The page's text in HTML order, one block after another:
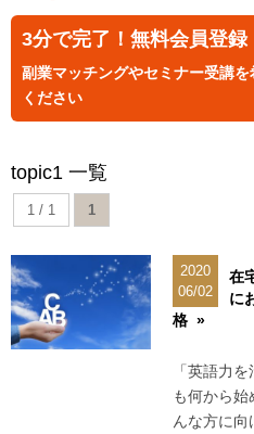
3分で完了！無料会員登録
副業マッチングやセミナー受講
ください
topic1 一覧
1 / 1 1
2020
06/02
在
に
格 »
「英語力
も何から
んな方に向